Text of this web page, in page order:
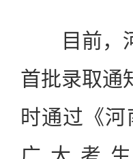
目前，河
首批录取通
时通过《